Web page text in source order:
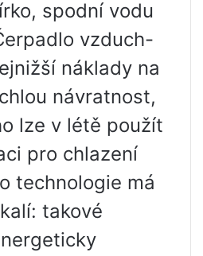
spodní vodu
vzduch-
náklady na
návratnost,
lze v létě použít
pro chlazení
technologie má
takové